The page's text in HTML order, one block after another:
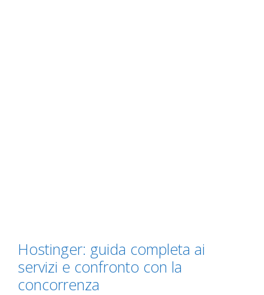
Hostinger: guida completa ai
servizi e confronto con la
concorrenza